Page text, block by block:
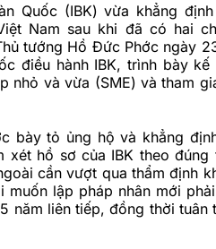
Quốc (IBK) vừa khẳng
Nam sau khi đã có hai
tướng Hồ Đức Phớc ngày
điều hành IBK, trình bày kế
nhỏ và vừa (SME) và tham
bày tỏ ủng hộ và khẳng
xét hồ sơ của IBK theo
cần vượt qua thẩm định
lập pháp nhân mới
năm liên tiếp, đồng thời tuân